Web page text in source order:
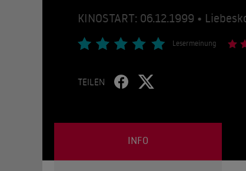
KINOSTART: 06.12.1999 •
Lesermeinung
TEILEN
INFO